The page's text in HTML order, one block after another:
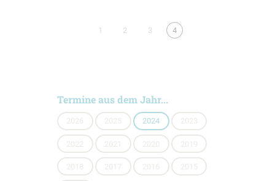
1 2 3 4
Termine aus dem Jahr...
2026 2025 2024 2023
2022 2021 2020 2019
2018 2017 2016 2015